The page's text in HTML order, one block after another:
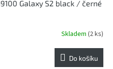
Galaxy S2 black / černé
Skladem (2 ks)
Do košíku